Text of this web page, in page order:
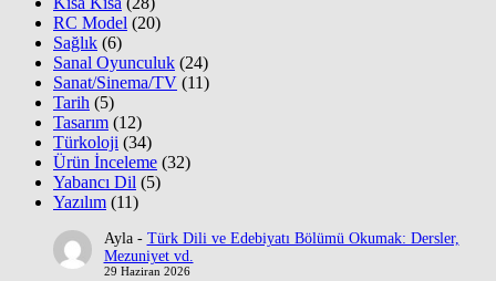
RC Model (20)
Sağlık (6)
Sanal Oyunculuk (24)
Sanat/Sinema/TV (11)
Tarih (5)
Tasarım (12)
Türkoloji (34)
Ürün İnceleme (32)
Yabancı Dil (5)
Yazılım (11)
Ayla- Türk Dili ve Edebiyatı Bölümü Okumak: Dersler,
Mezuniyet vd.
29 Haziran 2026